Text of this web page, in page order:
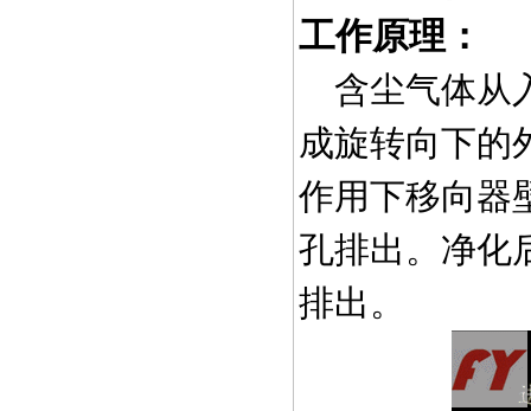
工作原理：
含尘气体从
成旋转向下的
作用下移向器
孔排出。净化
排出。